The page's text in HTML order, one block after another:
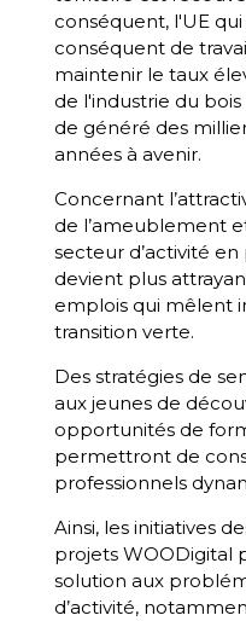
conséquent, l'UE
conséquent de
maintenir le taux
de l'industrie du
de généré des
années à avenir.
Concernant
de l’ameublement
secteur d’activité
devient plus
emplois qui mêlent
transition verte.
Des stratégies de
aux jeunes de
opportunités de
permettront de
professionnels
Ainsi, les initiatives
projets WOODigital
solution aux
d’activité,